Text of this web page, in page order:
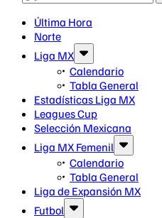
Última Hora
Norte
Liga MX
Calendario
Tabla General
Estadísticas Liga MX
Leagues Cup
Selección Mexicana
Liga MX Femenil
Calendario
Tabla General
Liga de Expansión MX
Futbol